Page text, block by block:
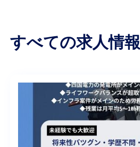
すべての求人情報